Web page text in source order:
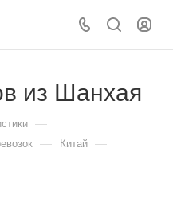
из Шанхая
—
— Китай —